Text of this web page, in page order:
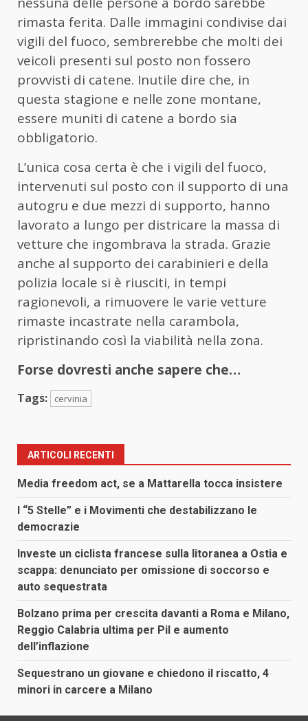
rimasta ferita. Dalle immagini condivise dai
vigili del fuoco, sembrerebbe che molti dei
veicoli presenti sul posto non fossero
provvisti di catene. Inutile dire che, in
questa stagione e nelle zone montane,
essere muniti di catene a bordo sia
obbligatorio.
L’unica cosa certa è che i vigili del fuoco,
intervenuti sul posto con il supporto di una
autogru e due mezzi di supporto, hanno
lavorato a lungo per districare la massa di
vetture che ingombrava la strada. Grazie
anche al supporto dei carabinieri e della
polizia locale si è riusciti, in tempi
ragionevoli, a rimuovere le varie vetture
rimaste incastrate nella carambola,
ripristinando così la viabilità nella zona.
Forse dovresti anche sapere che…
Tags: cervinia
ARTICOLI RECENTI
Media freedom act, se a Mattarella tocca insistere
I “5 Stelle” e i Movimenti che destabilizzano le
democrazie
Investe un ciclista francese sulla litoranea a Ostia e
scappa: denunciato per omissione di soccorso e
auto sequestrata
Bolzano prima per crescita davanti a Roma e Milano,
Reggio Calabria ultima per Pil e aumento
dell’inflazione
Sequestrano un giovane e chiedono il riscatto, 4
minori in carcere a Milano